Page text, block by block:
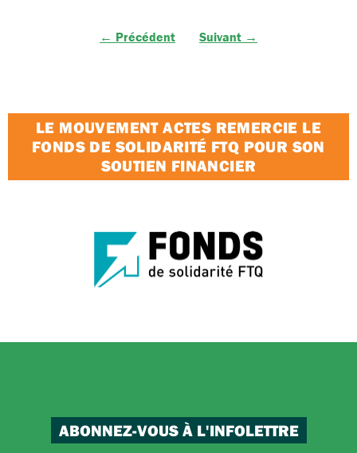
← Précédent Suivant →
LE MOUVEMENT ACTES REMERCIE LE
FONDS DE SOLIDARITÉ FTQ POUR SON
SOUTIEN FINANCIER
ABONNEZ-VOUS À L'INFOLETTRE